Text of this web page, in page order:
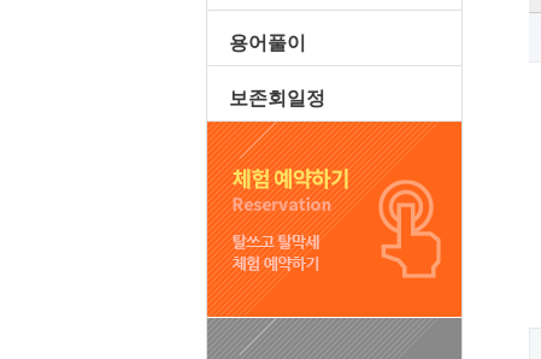
용어풀이
보존회일정